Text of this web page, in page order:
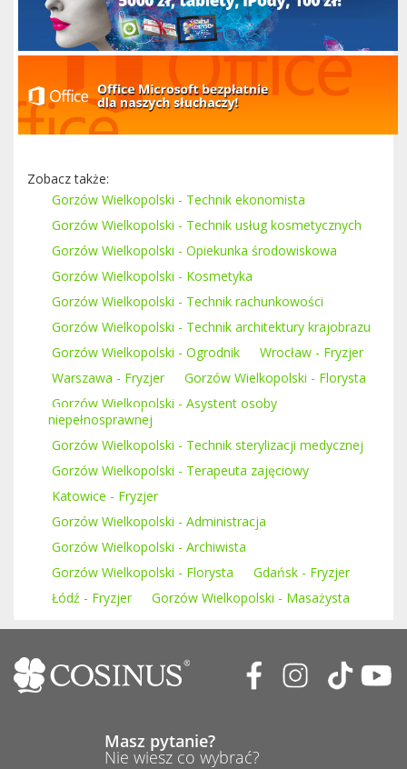
Zobacz także:
Gorzów Wielkopolski - Technik ekonomista
Gorzów Wielkopolski - Technik usług kosmetycznych
Gorzów Wielkopolski - Opiekunka środowiskowa
Gorzów Wielkopolski - Kosmetyka
Gorzów Wielkopolski - Technik rachunkowości
Gorzów Wielkopolski - Technik architektury krajobrazu
Gorzów Wielkopolski - Ogrodnik
Wrocław - Fryzjer
Warszawa - Fryzjer
Gorzów Wielkopolski - Florysta
Gorzów Wielkopolski - Asystent osoby
niepełnosprawnej
Gorzów Wielkopolski - Technik sterylizacji medycznej
Gorzów Wielkopolski - Terapeuta zajęciowy
Katowice - Fryzjer
Gorzów Wielkopolski - Administracja
Gorzów Wielkopolski - Archiwista
Gorzów Wielkopolski - Florysta
Gdańsk - Fryzjer
Łódź - Fryzjer
Gorzów Wielkopolski - Masażysta
Masz pytanie?
Nie wiesz co wybrać?